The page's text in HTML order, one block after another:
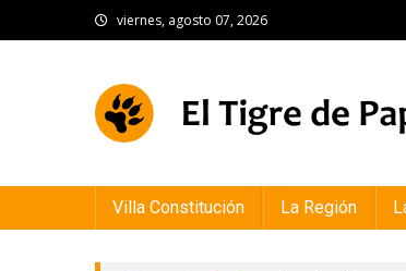
to
viernes, agosto 07, 2026
Villa Constitución La Región